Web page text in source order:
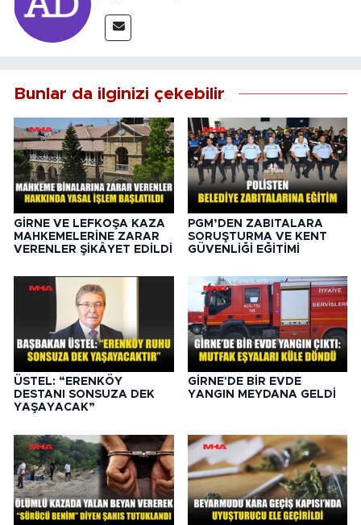
Bunlar da ilginizi çekebilir
GİRNE VE LEFKOŞA KAZA
MAHKEMELERİNE ZARAR
VERENLER ŞİKÂYET EDİLDİ
PGM’DEN ZABITALARA
SORUŞTURMA VE KENT
GÜVENLİĞİ EĞİTİMİ
ÜSTEL: “ERENKÖY
DESTANI SONSUZA DEK
YAŞAYACAK”
GİRNE'DE BİR EVDE
YANGIN MEYDANA GELDİ